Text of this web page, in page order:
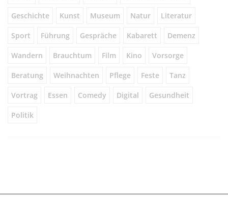
Geschichte Kunst Museum Natur Literatur
Sport Führung Gespräche Kabarett Demenz
Wandern Brauchtum Film Kino Vorsorge
Beratung Weihnachten Pflege Feste Tanz
Vortrag Essen Comedy Digital Gesundheit
Politik